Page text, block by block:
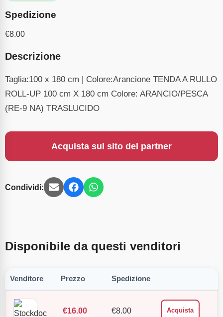
Spedizione
€8.00
Descrizione
Taglia:100 x 180 cm | Colore:Arancione TENDA A RULLO
ROLL-UP 100 cm X 180 cm Colore: ARANCIO/PESCA
(RE-9 NA) TRASLUCIDO
Acquista sul sito del partner
Condividi:
Disponibile da questi venditori
Venditore Prezzo Spedizione
€16.00 €8.00 Acquista